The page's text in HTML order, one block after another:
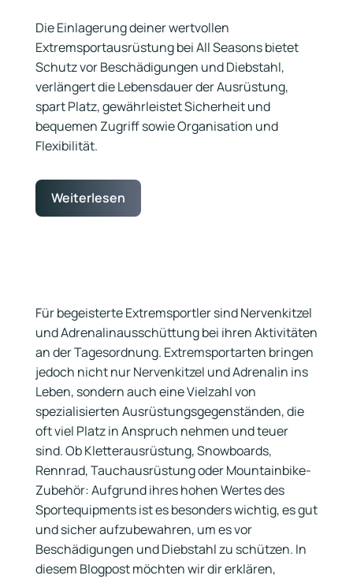
Die Einlagerung deiner wertvollen
Extremsportausrüstung bei All Seasons bietet
Schutz vor Beschädigungen und Diebstahl,
verlängert die Lebensdauer der Ausrüstung,
spart Platz, gewährleistet Sicherheit und
bequemen Zugriff sowie Organisation und
Flexibilität.
Weiterlesen
Für begeisterte Extremsportler sind Nervenkitzel
und Adrenalinausschüttung bei ihren Aktivitäten
an der Tagesordnung. Extremsportarten bringen
jedoch nicht nur Nervenkitzel und Adrenalin ins
Leben, sondern auch eine Vielzahl von
spezialisierten Ausrüstungsgegenständen, die
oft viel Platz in Anspruch nehmen und teuer
sind. Ob Kletterausrüstung, Snowboards,
Rennrad, Tauchausrüstung oder Mountainbike-
Zubehör: Aufgrund ihres hohen Wertes des
Sportequipments ist es besonders wichtig, es gut
und sicher aufzubewahren, um es vor
Beschädigungen und Diebstahl zu schützen. In
diesem Blogpost möchten wir dir erklären,